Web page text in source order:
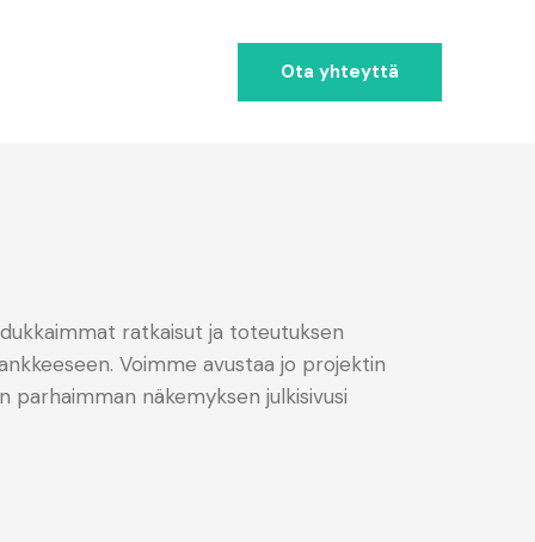
Ota yhteyttä
ratkaisut ja toteutuksen
Voimme avustaa jo projektin
parhaimman näkemyksen julkisivusi